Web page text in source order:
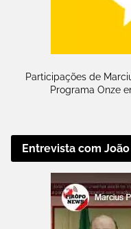
Participações de
Programa Onze
Entrevista com